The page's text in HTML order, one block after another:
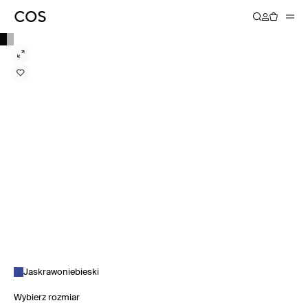
Jaskrawoniebieski
Wybierz rozmiar